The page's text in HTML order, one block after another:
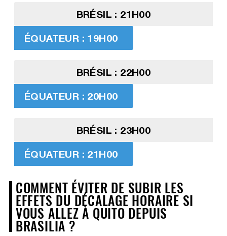
BRÉSIL : 21H00
ÉQUATEUR : 19H00
BRÉSIL : 22H00
ÉQUATEUR : 20H00
BRÉSIL : 23H00
ÉQUATEUR : 21H00
COMMENT ÉVITER DE SUBIR LES
EFFETS DU DÉCALAGE HORAIRE SI
VOUS ALLEZ À QUITO DEPUIS
BRASILIA ?